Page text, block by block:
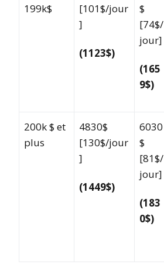
199k$
[101$/jour
]
(1123$)
$
[74$/
jour]
(165
9$)
200k $ et
plus
4830$
[130$/jour
]
(1449$)
6030
$
[81$/
jour]
(183
0$)